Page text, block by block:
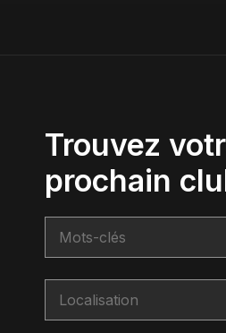
Trouvez
prochain